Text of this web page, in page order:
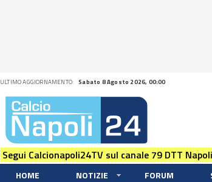
ULTIMO AGGIORNAMENTO: Sabato 8 Agosto 2026, 00:00
Segui Calcionapoli24TV sul canale 79 DTT
HOME NOTIZIE FORUM